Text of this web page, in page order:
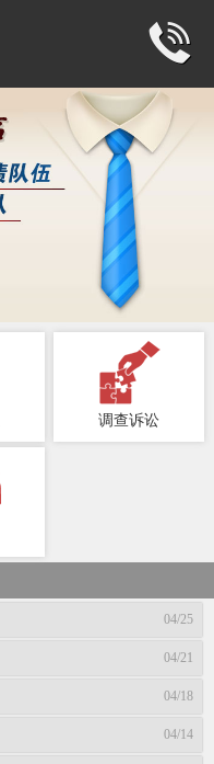
调查诉讼
04/25
04/21
04/18
04/14